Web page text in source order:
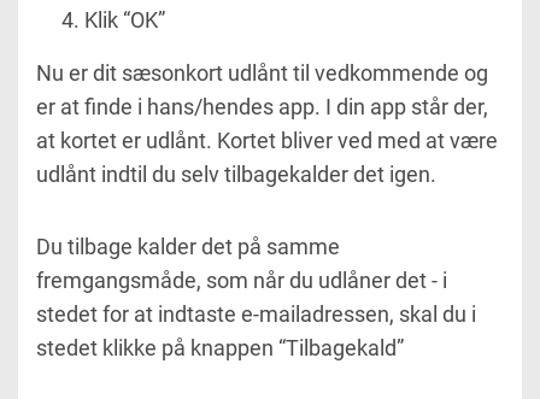
Klik “OK”
Nu er dit sæsonkort udlånt til vedkommende og
er at finde i hans/hendes app. I din app står der,
at kortet er udlånt. Kortet bliver ved med at være
udlånt indtil du selv tilbagekalder det igen.
Du tilbage kalder det på samme
fremgangsmåde, som når du udlåner det - i
stedet for at indtaste e-mailadressen, skal du i
stedet klikke på knappen “Tilbagekald”